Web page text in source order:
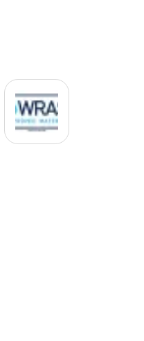
Logo WRAS JPG.jpg